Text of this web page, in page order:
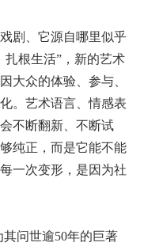
剧、它源自哪里似乎
扎根生活”，新的艺术
大众的体验、参与、
。艺术语言、情感表
不断翻新、不断试
纯正，而是它能不能
一次变形，是因为社
其问世逾50年的巨著